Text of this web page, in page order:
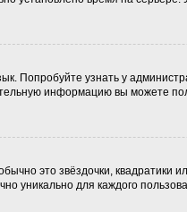
Попробуйте узнать у
информацию вы можете
это звёздочки, квадратики
уникально для каждого